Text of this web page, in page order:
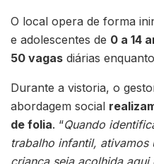
O local opera de forma
e adolescentes de 0 a 14
50 vagas diárias
Durante a vistoria, o
abordagem social
de folia. “Quando
trabalho infantil,